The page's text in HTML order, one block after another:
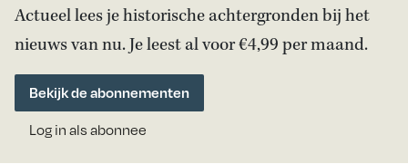
Actueel lees je historische achtergronden bij het
nieuws van nu. Je leest al voor €4,99 per maand.
Bekijk de abonnementen
Log in als abonnee